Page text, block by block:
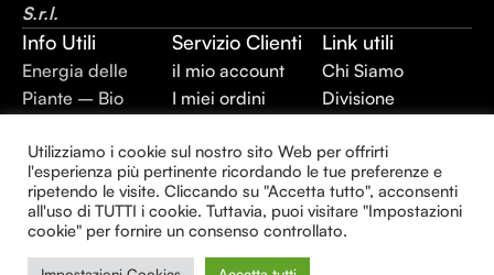
S.r.l.
Info Utili
Energia delle
Piante – Bio
P.IVA:
02403420744
REA: BR –
143930
Capitale sociale:
Servizio Clienti
il mio account
I miei ordini
Termini e
Condizioni
Privacy Policy
Link utili
Chi Siamo
Divisione
Alimentari
Divisione Plant
Extraction
Divisione
Utilizziamo i cookie sul nostro sito Web per offrirti
l'esperienza più pertinente ricordando le tue preferenze e
ripetendo le visite. Cliccando su "Accetta tutto", acconsenti
all'uso di TUTTI i cookie. Tuttavia, puoi visitare "Impostazioni
cookie" per fornire un consenso controllato.